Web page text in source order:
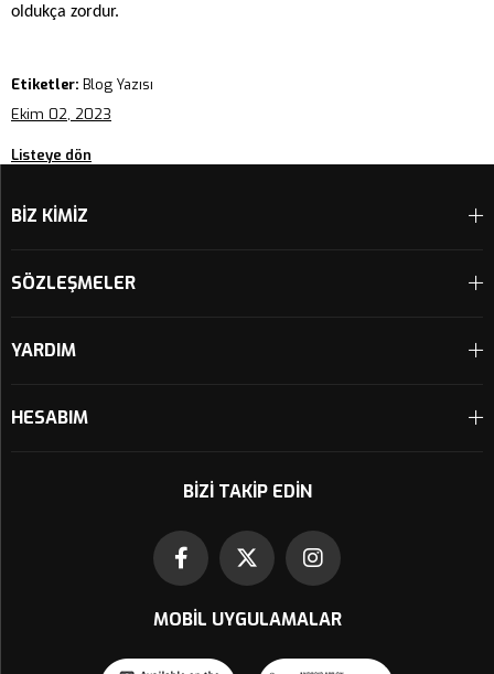
oldukça zordur.
Etiketler: Blog Yazısı
Ekim 02, 2023
Listeye dön
BİZ KİMİZ
SÖZLEŞMELER
YARDIM
HESABIM
BIZI TAKIP EDIN
MOBIL UYGULAMALAR